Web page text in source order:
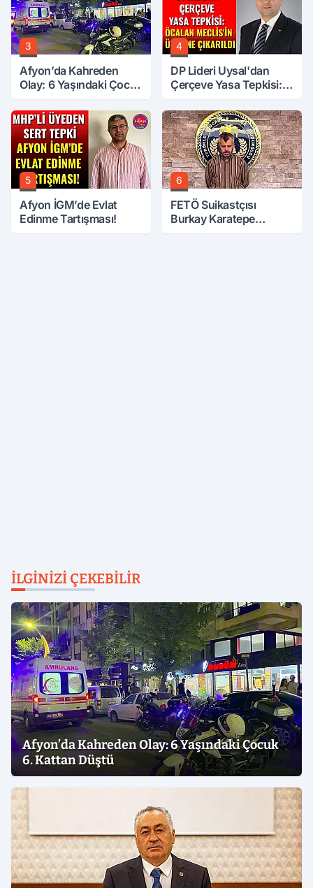
3
Afyon’da Kahreden
Olay: 6 Yaşındaki Çocuk
4
DP Lideri Uysal'dan
Çerçeve Yasa Tepkisi:
Üzerine Çıkarıldı
5
Afyon İGM’de Evlat
Edinme Tartışması!
6
FETÖ Suikastçısı
Burkay Karatepe
İLGINIZI ÇEKEBILIR
Afyon’da Kahreden Olay: 6 Yaşındaki Çocuk
6. Kattan Düştü